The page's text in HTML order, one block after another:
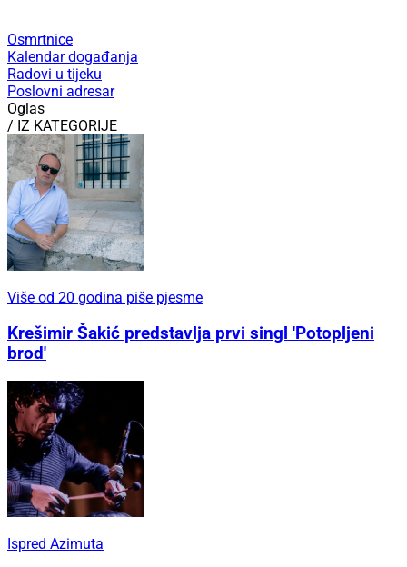
Osmrtnice
Kalendar događanja
Radovi u tijeku
Poslovni adresar
Oglas
/ IZ KATEGORIJE
Više od 20 godina piše pjesme
Krešimir Šakić predstavlja prvi singl 'Potopljeni
brod'
Ispred Azimuta